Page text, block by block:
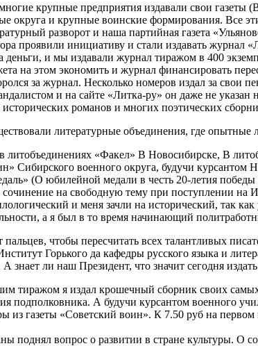
крупные предприятия издавали свои
округа и крупные воинские формирования. Все
разворот и наша партийная газета
проявили инициативу и стали издавать
деньги, и мы издавали журнал тиражом в 400
на этом экономить и журнал финансировать
за журнал. Несколько номеров издал за свои
и на сайте «Литка-ру» он даже не
исторических романов и многих поэтических
литературные объединения, где
«Факел» В Новосибирске, В
Сибирского военного округа, будучи
(О юбилейной медали в честь 20-летия
сочинение на свободную тему при поступлении
и меня зачли на исторический, так
а я был в то время начинающий
пальцев, чтобы пересчитать всех талантливых
Горького да кафедры русского языка и
знает ли наш Президент, что значит сегодня
тиражом я издал крошечный сборник своих
подполковника. А будучи курсантом военного
из газеты «Советский воин». К 7.50 руб на
поднял вопрос о развитии в стране культуры. О